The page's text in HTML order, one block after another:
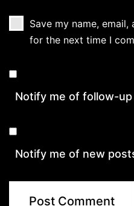
Save my name,
for the next time I
Notify me of follow-
Notify me of new